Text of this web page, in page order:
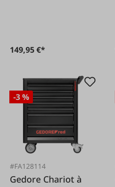
149,95 €*
-3 %
#FA128114
Gedore Chariot à